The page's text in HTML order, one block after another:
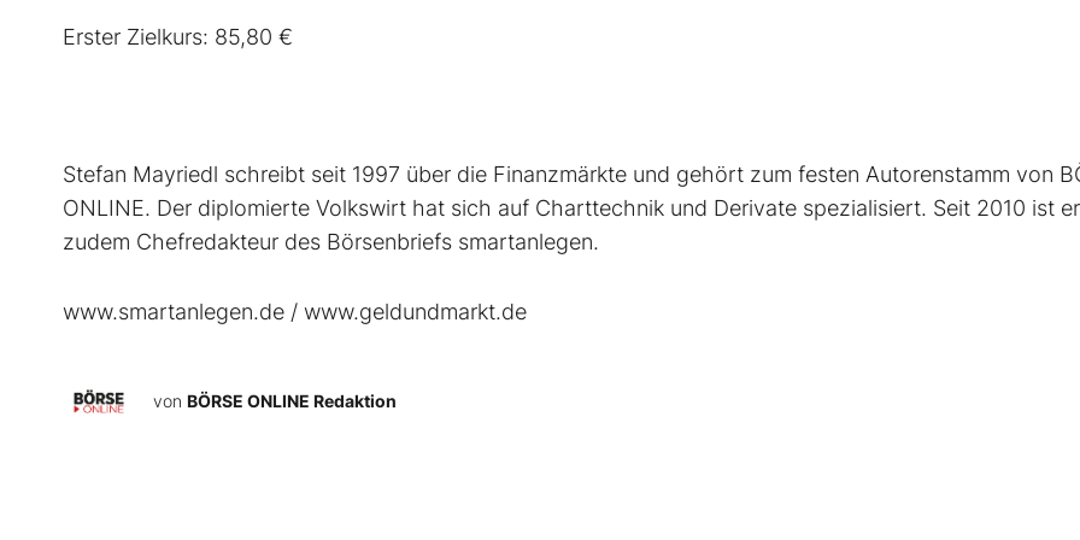
Erster Zielkurs: 85,80 €
Stefan Mayriedl schreibt seit 1997 über die Finanzmärkte und gehört zum festen Autorenstamm von
ONLINE. Der diplomierte Volkswirt hat sich auf Charttechnik und Derivate spezialisiert. Seit 2010 ist er
zudem Chefredakteur des Börsenbriefs smartanlegen.
www.smartanlegen.de / www.geldundmarkt.de
von BÖRSE ONLINE Redaktion